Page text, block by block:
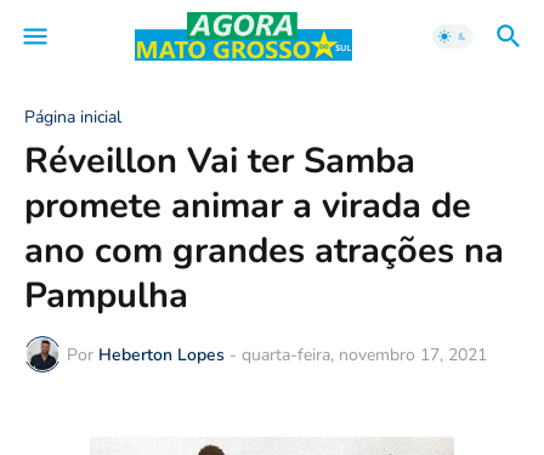
Página inicial
Réveillon Vai ter Samba
promete animar a virada de
ano com grandes atrações na
Pampulha
Por Heberton Lopes - quarta-feira, novembro 17, 2021